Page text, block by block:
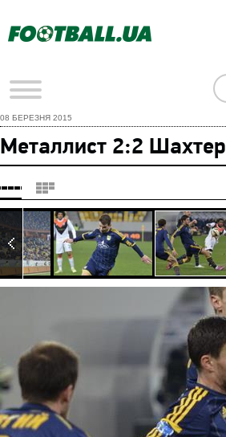
08 БЕРЕЗНЯ 2015
Металлист 2:2 Шахтер